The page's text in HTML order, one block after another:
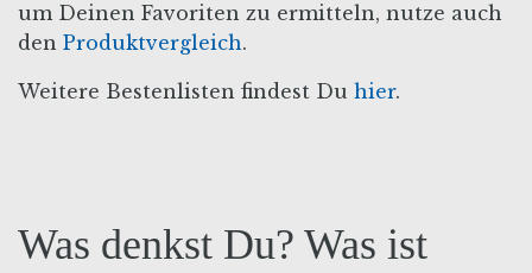
um Deinen Favoriten zu ermitteln, nutze auch
den Produktvergleich.
Weitere Bestenlisten findest Du hier.
Was denkst Du? Was ist